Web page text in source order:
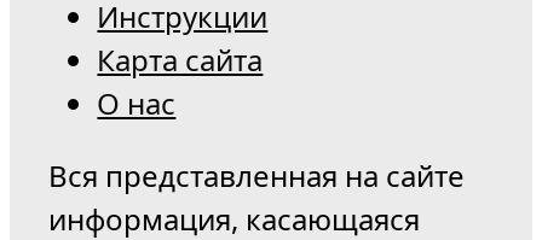
Инструкции
Карта сайта
О нас
Вся представленная на сайте
информация, касающаяся